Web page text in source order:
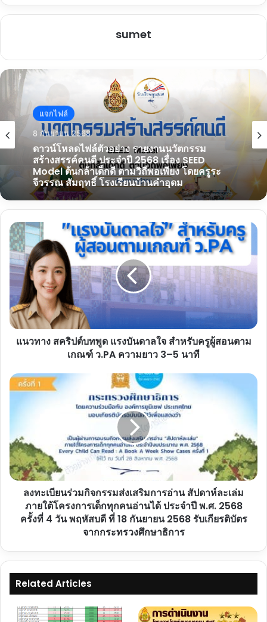
sumet
แจกไฟล์
5 กันยายน 2568
ดาวน์โหลด ชุดเครื่องมือการจัดการเรียนรู้
ประเด็นสุขภาพจิต SEL Toolkit ระดับการศึกษา
ขั้นพื้นฐาน
แนวทาง
สคริปต์
บท
พูด
แรง
บันดาล
ใจ
สำหรับ
ครู
เกณฑ์
ว.PA
5
นาที
แนวทาง สคริปต์บทพูด แรงบันดาลใจ สำหรับครูผู้สอนตาม
เกณฑ์ ว.PA ความยาว 3–5 นาที
ลง
ทะเบียน
เสริม
การ
อ่าน
สัปดาห์
ภาย
เด็ก
คน
ประจำ
ลงทะเบียนร่วมกิจกรรมส่งเสริมการอ่าน สัปดาห์ละเล่ม
ภายใต้โครงการเด็กทุกคนอ่านได้ ประจำปี พ.ศ. 2568
ครั้งที่ 4 วัน พฤหัสบดี ที่ 18 กันยายน 2568 รับเกียรติบัตร
จากกระทรวงศึกษาธิการ
Related Articles